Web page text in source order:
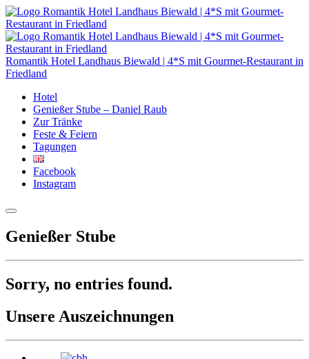
Romantik Hotel Landhaus Biewald | 4*S mit Gourmet-Restaurant in
Friedland
Hotel
Genießer Stube – Daniel Raub
Zur Tränke
Feste & Feiern
Tagungen
Facebook
Instagram
Genießer Stube
Sorry, no entries found.
Unsere Auszeichnungen